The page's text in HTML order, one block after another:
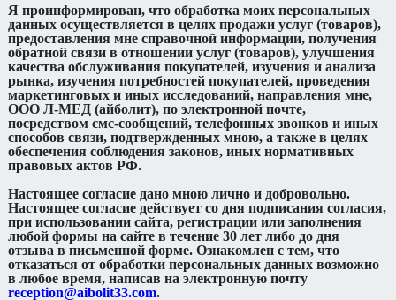
Я проинформирован, что обработка моих персональных
данных осуществляется в целях продажи услуг (товаров),
предоставления мне справочной информации, получения
обратной связи в отношении услуг (товаров), улучшения
качества обслуживания покупателей, изучения и анализа
рынка, изучения потребностей покупателей, проведения
маркетинговых и иных исследований, направления мне,
ООО Л-МЕД (айболит), по электронной почте,
посредством смс-сообщений, телефонных звонков и иных
способов связи, подтвержденных мною, а также в целях
обеспечения соблюдения законов, иных нормативных
правовых актов РФ.
Настоящее согласие дано мною лично и добровольно.
Настоящее согласие действует со дня подписания согласия,
при использовании сайта, регистрации или заполнения
любой формы на сайте в течение 30 лет либо до дня
отзыва в письменной форме. Ознакомлен с тем, что
отказаться от обработки персональных данных возможно
в любое время, написав на электронную почту
reception@aibolit33.com.